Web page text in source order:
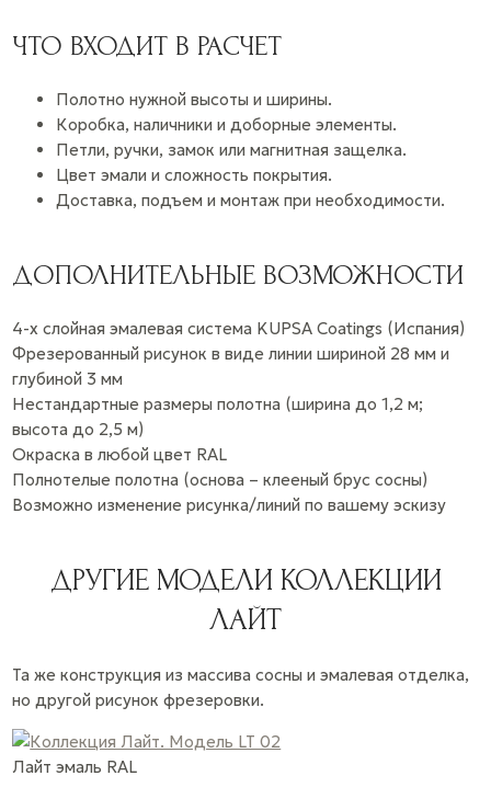
ЧТО ВХОДИТ В РАСЧЕТ
Полотно нужной высоты и ширины.
Коробка, наличники и доборные элементы.
Петли, ручки, замок или магнитная защелка.
Цвет эмали и сложность покрытия.
Доставка, подъем и монтаж при необходимости.
ДОПОЛНИТЕЛЬНЫЕ ВОЗМОЖНОСТИ
4-х слойная эмалевая система KUPSA Coatings (Испания)
Фрезерованный рисунок в виде линии шириной 28 мм и
глубиной 3 мм
Нестандартные размеры полотна (ширина до 1,2 м;
высота до 2,5 м)
Окраска в любой цвет RAL
Полнотелые полотна (основа – клееный брус сосны)
Возможно изменение рисунка/линий по вашему эскизу
ДРУГИЕ МОДЕЛИ КОЛЛЕКЦИИ
ЛАЙТ
Та же конструкция из массива сосны и эмалевая отделка,
но другой рисунок фрезеровки.
Лайт эмаль RAL